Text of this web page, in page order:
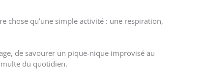
chose qu’une simple activité : une respiration,
de savourer un pique-nique improvisé au
du quotidien.